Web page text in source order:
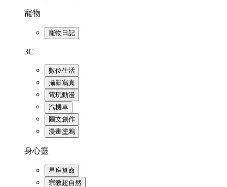
寵物
寵物日記
3C
數位生活
攝影寫真
電玩動漫
汽機車
圖文創作
漫畫塗鴉
身心靈
星座算命
宗教超自然